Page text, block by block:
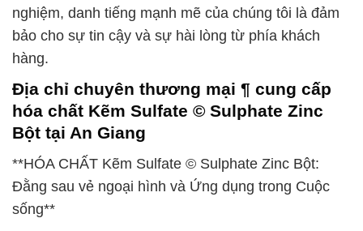
nghiệm, danh tiếng mạnh mẽ của chúng tôi là đảm
bảo cho sự tin cậy và sự hài lòng từ phía khách
hàng.
Địa chỉ chuyên thương mại ¶ cung cấp
hóa chất Kẽm Sulfate © Sulphate Zinc
Bột tại An Giang
**HÓA CHẤT Kẽm Sulfate © Sulphate Zinc Bột:
Đằng sau vẻ ngoại hình và Ứng dụng trong Cuộc
sống**